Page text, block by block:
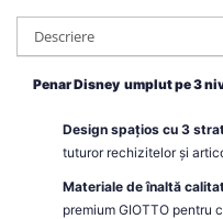
Descriere
Penar Disney umplut pe 3
Design spațios cu 3
tuturor rechizitelor și
Materiale de înaltă
premium GIOTTO pentru